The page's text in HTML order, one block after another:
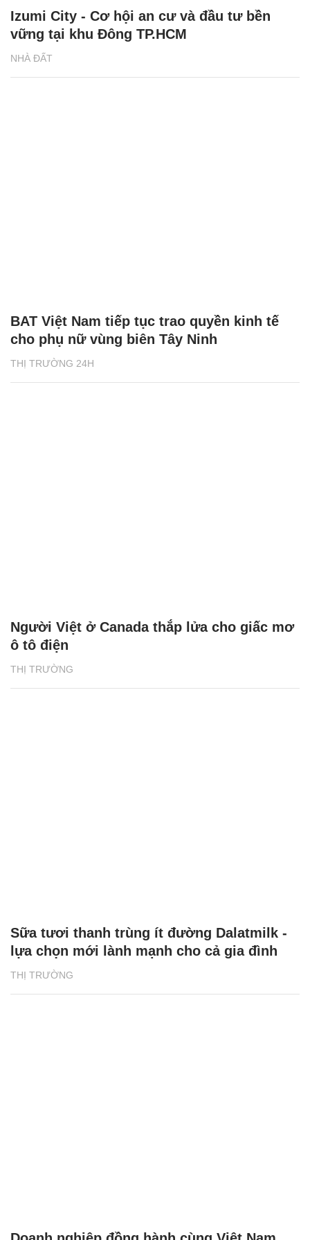
NHÀ ĐẤT
Izumi City - Cơ hội an cư và đầu tư bền
vững tại khu Đông TP.HCM
THỊ TRƯỜNG 24H
BAT Việt Nam tiếp tục trao quyền kinh tế
cho phụ nữ vùng biên Tây Ninh
THỊ TRƯỜNG
Người Việt ở Canada thắp lửa cho giấc mơ
ô tô điện
THỊ TRƯỜNG
Sữa tươi thanh trùng ít đường Dalatmilk -
lựa chọn mới lành mạnh cho cả gia đình